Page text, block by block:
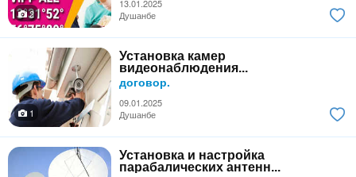
13.01.2025
2
Душанбе
Установка камер
видеонаблюдения...
договор.
09.01.2025
1
Душанбе
Установка и настройка
парабалических антенн...